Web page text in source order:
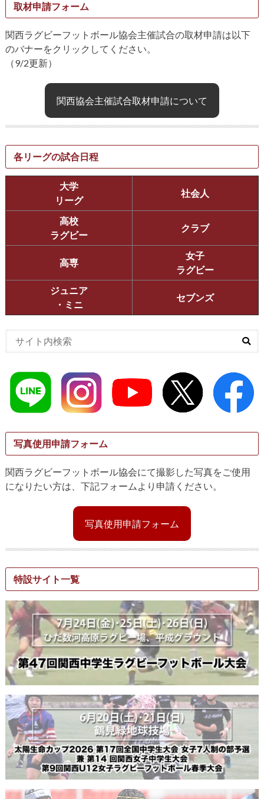
取材申請フォーム
関西ラグビーフットボール協会主催試合の取材申請は以下
のバナーをクリックしてください。
（9/2更新）
関西協会主催試合取材申請について
各リーグの試合日程
大学
リーグ
社会人
高校
ラグビー
クラブ
高専
女子
ラグビー
ジュニア
・ミニ
セブンズ
写真使用申請フォーム
関西ラグビーフットボール協会にて撮影した写真をご使用
になりたい方は、下記フォームより申請ください。
写真使用申請フォーム
特設サイト一覧